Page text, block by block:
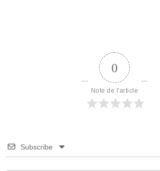
0
Note de l'article
Subscribe